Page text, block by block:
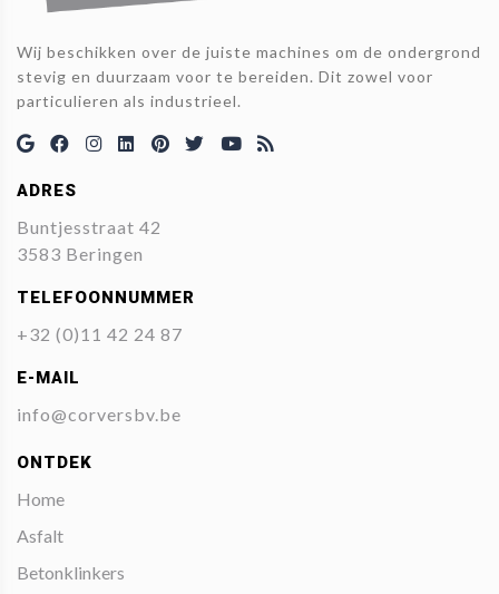
Wij beschikken over de juiste machines om de ondergrond
stevig en duurzaam voor te bereiden. Dit zowel voor
particulieren als industrieel.
ADRES
Buntjesstraat 42
3583 Beringen
TELEFOONNUMMER
+32 (0)11 42 24 87
E-MAIL
info@corversbv.be
ONTDEK
Home
Asfalt
Betonklinkers